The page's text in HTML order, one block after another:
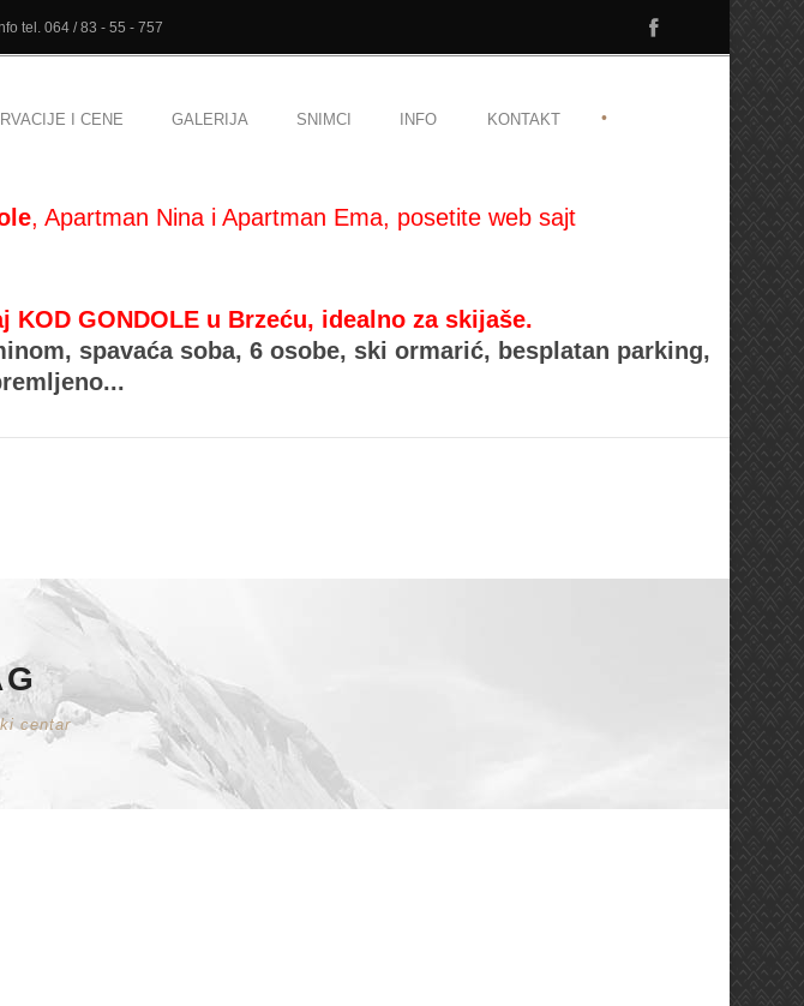
tel. 064 / 83 - 55 - 757
I CENE GALERIJA SNIMCI INFO KONTAKT •
, Apartman Nina i Apartman Ema, posetite web sajt
KOD GONDOLE u Brzeću, idealno za skijaše.
spavaća soba, 6 osobe, ski ormarić, besplatan parking,
centar